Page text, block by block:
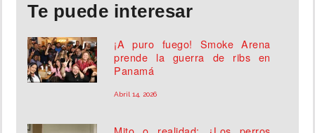
Te puede interesar
¡A puro fuego! Smoke Arena
prende la guerra de ribs en
Panamá
Abril 14, 2026